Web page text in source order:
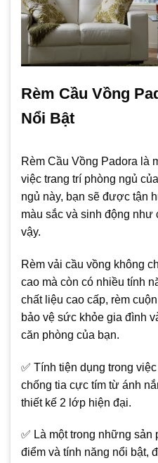
Rèm Cầu Vồng
Nổi Bật
Rèm Cầu Vồng Padora là
việc trang trí phòng ngủ
ngủ này, bạn sẽ được tận
màu sắc và sinh động như
vậy.
Rèm vải cầu vồng không
cao mà còn có nhiều tính
chất liệu cao cấp, rèm
bảo vệ sức khỏe gia đình
căn phòng của bạn.
✅ Tính tiện dụng trong
chống tia cực tím từ ánh
thiết kế 2 lớp hiện đại.
✅ Là một trong những sản
điểm và tính năng nổi bật,